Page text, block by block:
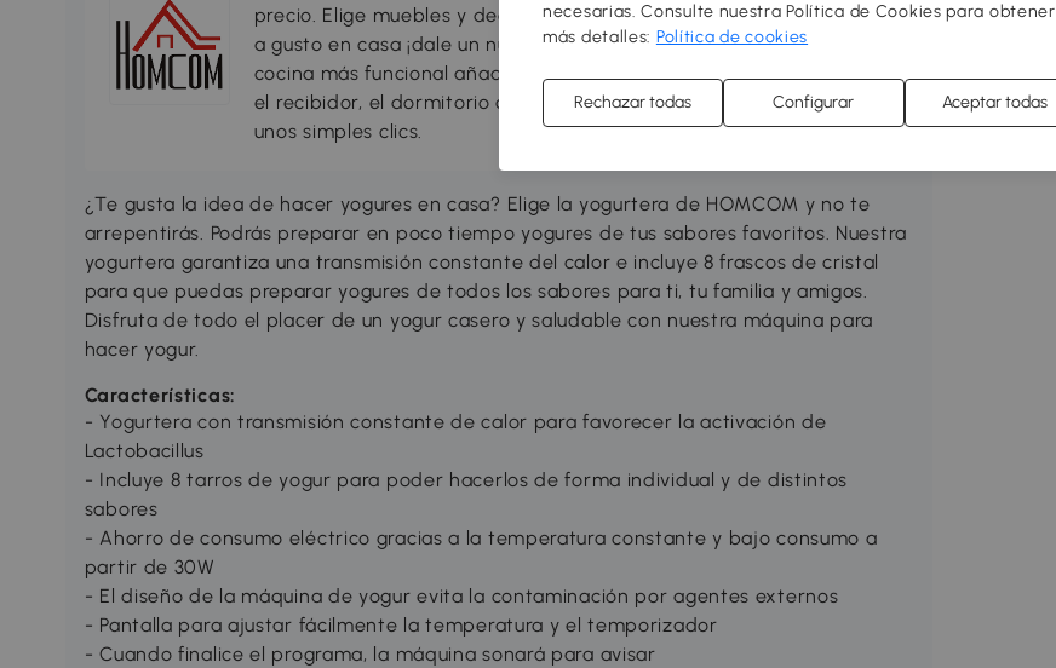
precio. Elige muebles y decoración entre varios estilos para sentirte
a gusto en casa ¡dale un nuevo toque a tu hogar! Puedes hacer tu
cocina más funcional añadiendo almacenamiento, mejorar el salón,
el recibidor, el dormitorio o cualquier estancia que necesites con
unos simples clics.
¿Te gusta la idea de hacer yogures en casa? Elige la yogurtera de HOMCOM y no te
arrepentirás. Podrás preparar en poco tiempo yogures de tus sabores favoritos. Nuestra
yogurtera garantiza una transmisión constante del calor e incluye 8 frascos de cristal
para que puedas preparar yogures de todos los sabores para ti, tu familia y amigos.
Disfruta de todo el placer de un yogur casero y saludable con nuestra máquina para
hacer yogur.
Características:
- Yogurtera con transmisión constante de calor para favorecer la activación de
Lactobacillus
- Incluye 8 tarros de yogur para poder hacerlos de forma individual y de distintos
sabores
- Ahorro de consumo eléctrico gracias a la temperatura constante y bajo consumo a
partir de 30W
- El diseño de la máquina de yogur evita la contaminación por agentes externos
- Pantalla para ajustar fácilmente la temperatura y el temporizador
- Cuando finalice el programa, la máquina sonará para avisar
necesarias. Consulte nuestra Política de Cookies para obtener
más detalles: Política de cookies
Rechazar todas Configurar Aceptar todas